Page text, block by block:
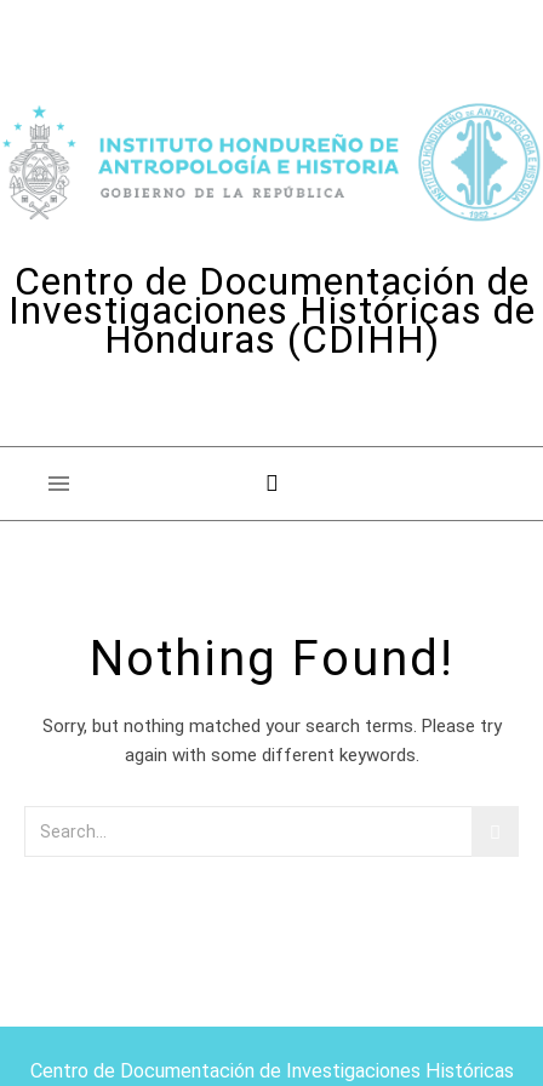
Centro de Documentación de
Investigaciones Históricas de
Honduras (CDIHH)
Nothing Found!
Sorry, but nothing matched your search terms. Please try
again with some different keywords.
Centro de Documentación de Investigaciones Históricas